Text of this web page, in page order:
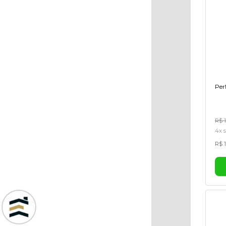
R$
4x
R$